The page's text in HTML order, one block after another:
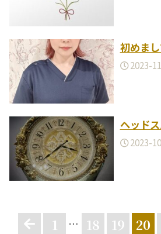
初めま
2023-
ヘッド
2023-
1 … 18 19 20